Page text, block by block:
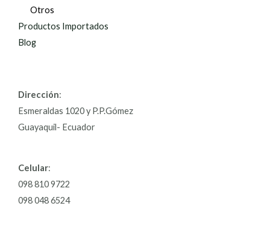
Otros
Productos Importados
Blog
Dirección:
Esmeraldas 1020 y P.P.Gómez
Guayaquil- Ecuador
Celular:
098 810 9722
098 048 6524